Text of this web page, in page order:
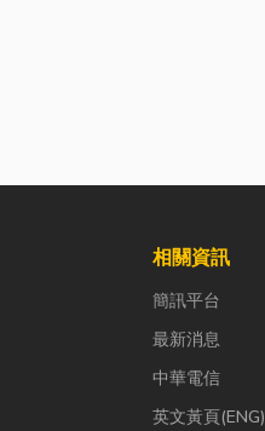
相關資訊
簡訊平台
最新消息
中華電信
英文黃頁(ENG)